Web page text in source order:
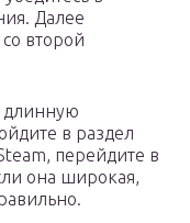
Далее
второй
длинную
в раздел
перейдите в
она широкая,